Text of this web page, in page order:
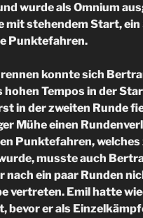
wurde als Omnium
mit stehendem Start,
Punktefahren.
konnte sich
Tempos in der
in der zweiten Runde
Mühe einen
Punktefahren, welches
musste auch
nach ein paar Runden
vertreten. Emil hatte
bevor er als